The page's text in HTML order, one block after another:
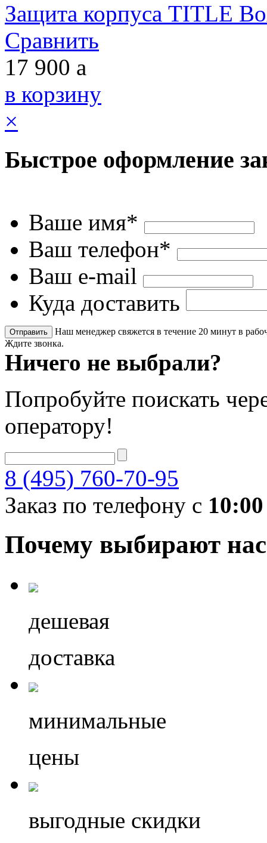
Защита корпуса TITLE
Сравнить
17 900 a
в корзину
×
Быстрое оформление
Ваше имя*
Ваш телефон*
Ваш e-mail
Куда доставить
Наш менеджер свяжется в течение 20 минут в
Ждите звонка.
Ничего не выбрали?
Попробуйте поискать
оператору!
8 (495) 760-70-95
Заказ по телефону с 10:00
Почему выбирают нас
дешевая
доставка
минимальные
цены
выгодные скидки